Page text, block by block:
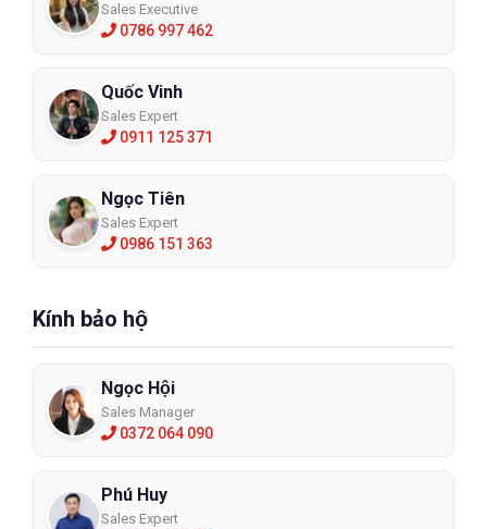
Sales Executive
0786 997 462
Quốc Vinh
Sales Expert
0911 125 371
Ngọc Tiên
Sales Expert
0986 151 363
Kính bảo hộ
Ngọc Hội
Sales Manager
0372 064 090
Phú Huy
Sales Expert